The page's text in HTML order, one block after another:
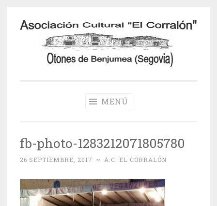
Saltar
contenido
MENÚ
fb-photo-1283212071805780
26 SEPTIEMBRE, 2017 ~ A.C. EL CORRALÓN